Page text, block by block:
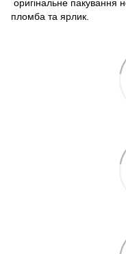
оригінальне
пломба та ярлик.